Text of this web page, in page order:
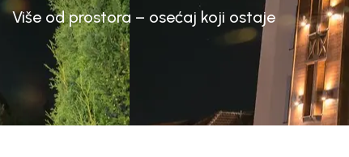
Više od prostora – osećaj koji ostaje